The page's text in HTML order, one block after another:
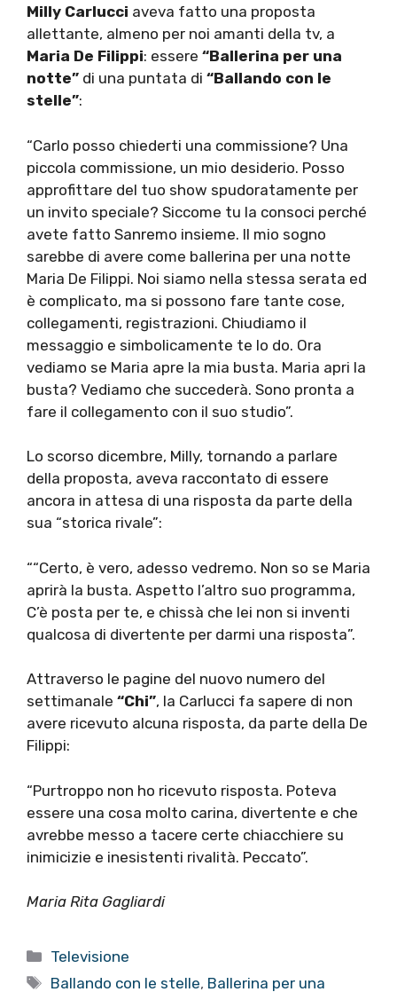
Milly Carlucci aveva fatto una proposta
allettante, almeno per noi amanti della tv, a
Maria De Filippi: essere “Ballerina per una
notte” di una puntata di “Ballando con le
stelle”:
“Carlo posso chiederti una commissione? Una
piccola commissione, un mio desiderio. Posso
approfittare del tuo show spudoratamente per
un invito speciale? Siccome tu la consoci perché
avete fatto Sanremo insieme. Il mio sogno
sarebbe di avere come ballerina per una notte
Maria De Filippi. Noi siamo nella stessa serata ed
è complicato, ma si possono fare tante cose,
collegamenti, registrazioni. Chiudiamo il
messaggio e simbolicamente te lo do. Ora
vediamo se Maria apre la mia busta. Maria apri la
busta? Vediamo che succederà. Sono pronta a
fare il collegamento con il suo studio”.
Lo scorso dicembre, Milly, tornando a parlare
della proposta, aveva raccontato di essere
ancora in attesa di una risposta da parte della
sua “storica rivale”:
““Certo, è vero, adesso vedremo. Non so se Maria
aprirà la busta. Aspetto l’altro suo programma,
C’è posta per te, e chissà che lei non si inventi
qualcosa di divertente per darmi una risposta”.
Attraverso le pagine del nuovo numero del
settimanale “Chi”, la Carlucci fa sapere di non
avere ricevuto alcuna risposta, da parte della De
Filippi:
“Purtroppo non ho ricevuto risposta. Poteva
essere una cosa molto carina, divertente e che
avrebbe messo a tacere certe chiacchiere su
inimicizie e inesistenti rivalità. Peccato”.
Maria Rita Gagliardi
Categorie
Televisione
Tag
Ballando con le stelle, Ballerina per una